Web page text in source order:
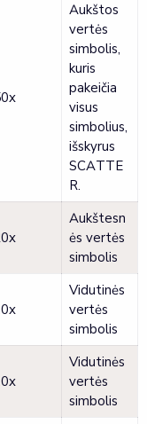
Aukštos
vertės
simbolis,
kuris
pakeičia
visus
simbolius,
išskyrus
SCATTE
R.
Aukštesn
ės vertės
simbolis
Vidutinės
vertės
simbolis
Vidutinės
vertės
simbolis